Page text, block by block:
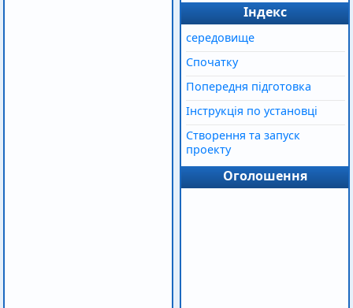
Індекс
середовище
Спочатку
Попередня підготовка
Інструкція по установці
Створення та запуск
проекту
Оголошення